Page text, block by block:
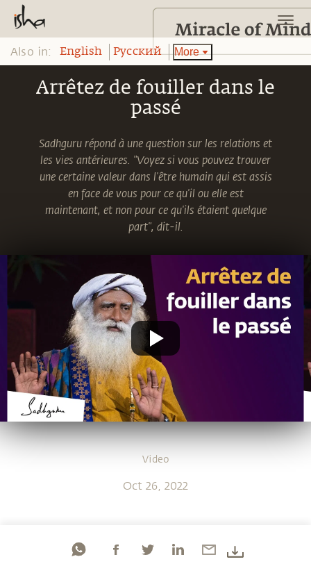
Also in: English Pусский More
Arrêtez de fouiller dans le
passé
Sadhguru répond à une question sur les relations et
les vies antérieures. "Voyez si vous pouvez trouver
une certaine valeur dans l'être humain qui est assis
en face de vous pour ce qu'il ou elle est
maintenant, et non pour ce qu'ils étaient quelque
part", dit-il.
Video
Oct 26, 2022